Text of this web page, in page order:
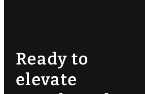
Ready to
elevate